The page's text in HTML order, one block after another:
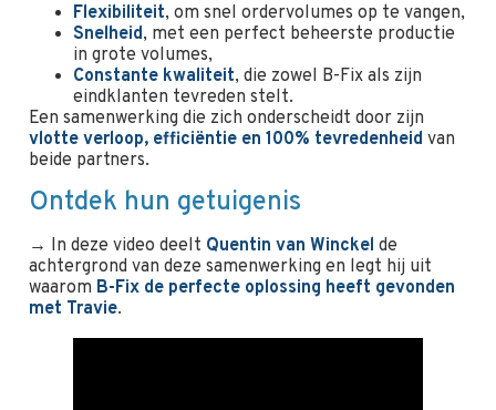
Flexibiliteit, om snel ordervolumes op te vangen,
Snelheid, met een perfect beheerste productie
in grote volumes,
Constante kwaliteit, die zowel B-Fix als zijn
eindklanten tevreden stelt.
Een samenwerking die zich onderscheidt door zijn
vlotte verloop, efficiëntie en 100% tevredenheid van
beide partners.
Ontdek hun getuigenis
→ In deze video deelt Quentin van Winckel de
achtergrond van deze samenwerking en legt hij uit
waarom B-Fix de perfecte oplossing heeft gevonden
met Travie.